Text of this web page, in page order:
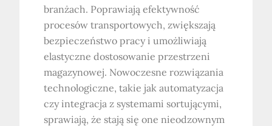
branżach. Poprawiają efektywność
procesów transportowych, zwiększają
bezpieczeństwo pracy i umożliwiają
elastyczne dostosowanie przestrzeni
magazynowej. Nowoczesne rozwiązania
technologiczne, takie jak automatyzacja
czy integracja z systemami sortującymi,
sprawiają, że stają się one nieodzownym